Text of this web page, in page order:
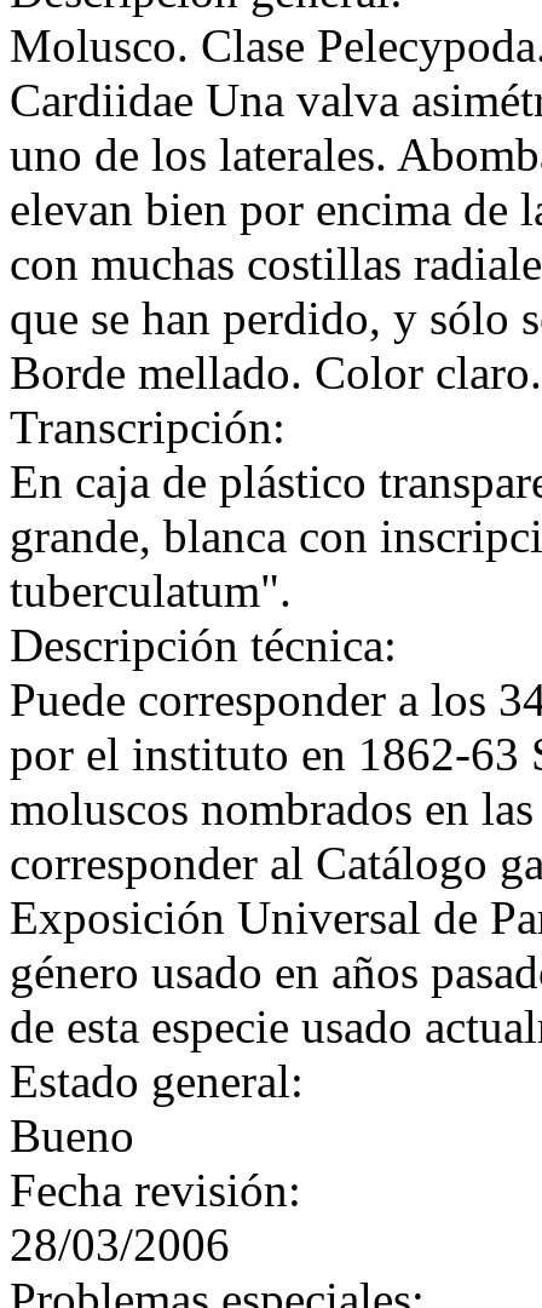
Molusco. Clase
Cardiidae Una valva
uno de los laterales.
elevan bien por encima de
con muchas costillas
que se han perdido, y sólo
Borde mellado. Color claro.
Transcripción:
En caja de plástico
grande, blanca con
tuberculatum".
Descripción técnica:
Puede corresponder a los
por el instituto en 1862-63
moluscos nombrados en
corresponder al Catálogo
Exposición Universal de
género usado en años
de esta especie usado
Estado general:
Bueno
Fecha revisión:
28/03/2006